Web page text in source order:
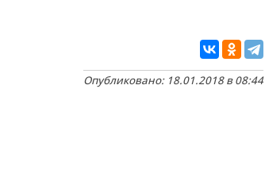
Опубликовано: 18.01.2018 в 08:44